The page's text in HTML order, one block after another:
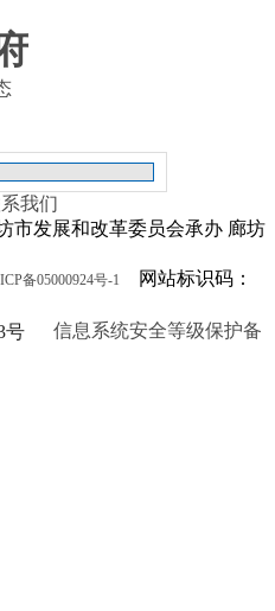
我们
市发展和改革委员会承办 廊坊
备05000924号-1
网站标识码：
号
信息系统安全等级保护备